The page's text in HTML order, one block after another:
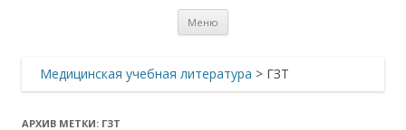
Меню
Медицинская учебная литература > ГЗТ
АРХИВ МЕТКИ: ГЗТ